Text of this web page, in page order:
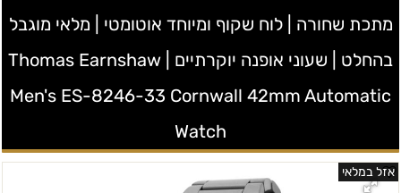
מתכת שחורה | לוח שקוף ומיוחד אוטומטי | מלאי מוגבל
בהחלט | שעוני אופנה יוקרתיים | Thomas Earnshaw
Men's ES-8246-33 Cornwall 42mm Automatic
Watch
אזל במלאי